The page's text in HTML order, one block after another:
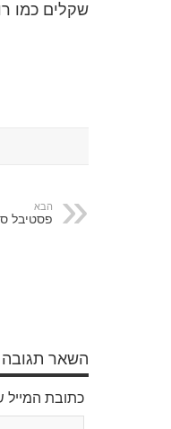
שקלים כמו
הבא
פסטיבל
השאר תגובה
כתובת